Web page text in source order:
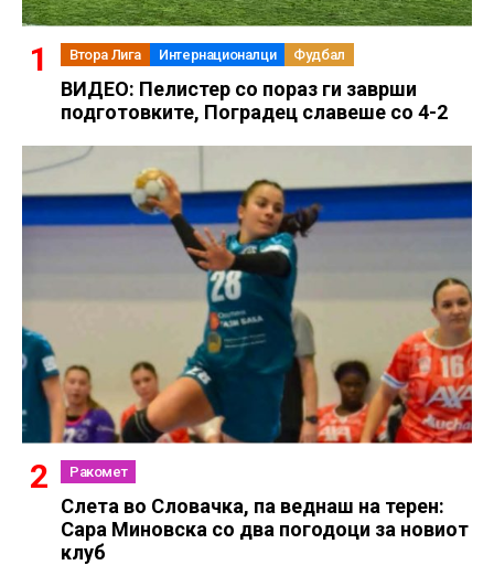
Втора Лига Интернационалци Фудбал
ВИДЕО: Пелистер со пораз ги заврши
подготовките, Поградец славеше со 4-2
Ракомет
Слетa во Словачка, па веднаш на терен:
Сара Миновска со два погодоци за новиот
клуб